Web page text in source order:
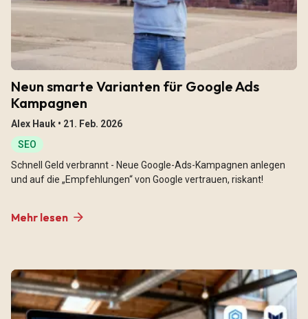
Neun smarte Varianten für Google Ads
Kampagnen
Alex Hauk • 21. Feb. 2026
SEO
Schnell Geld verbrannt - Neue Google-Ads-Kampagnen anlegen
und auf die „Empfehlungen“ von Google vertrauen, riskant!
Mehr lesen